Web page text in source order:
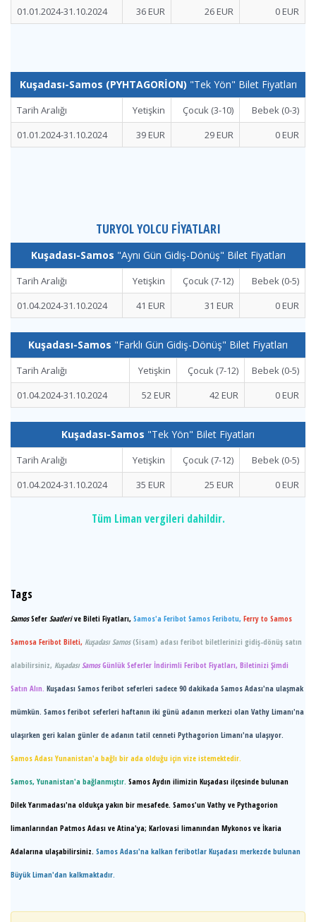
01.01.2024-31.10.2024 36 EUR 26 EUR 0 EUR
Kuşadası-Samos (PYHTAGORİON) "Tek Yön" Bilet Fiyatları
Tarih Aralığı Yetişkin Çocuk (3-10)
Bebek (0-3)
01.01.2024-31.10.2024
39 EUR 29 EUR 0 EUR
TURYOL YOLCU FİYATLARI
Kuşadası-Samos "Aynı Gün Gidiş-Dönüş" Bilet Fiyatları
Tarih Aralığı Yetişkin Çocuk (7-12)
Bebek (0-5)
01.04.2024-31.10.2024
41 EUR 31 EUR 0 EUR
Kuşadası-Samos "Farklı Gün Gidiş-Dönüş" Bilet Fiyatları
Tarih Aralığı Yetişkin Çocuk (7-12)
Bebek (0-5)
01.04.2024-31.10.2024
52 EUR 42 EUR 0 EUR
Kuşadası-Samos "Tek Yön" Bilet Fiyatları
Tarih Aralığı Yetişkin Çocuk (7-12)
Bebek (0-5)
01.04.2024-31.10.2024
35 EUR 25 EUR 0 EUR
Tüm Liman vergileri dahildir.
Tags
SamosSefer Saatlerive Bileti Fiyatları, Samos'a Feribot Samos Feribotu, Ferry to Samos
Samosa Feribot Bileti, Kuşadası Samos(Sisam) adası feribot biletlerinizi gidiş-dönüş satın
alabilirsiniz, KuşadasıSamosGünlük Seferler İndirimli Feribot Fiyatları, Biletinizi Şimdi
Satın Alın. Kuşadası Samos feribot seferleri sadece 90 dakikada Samos Adası'na ulaşmak
mümkün. Samos feribot seferleri haftanın iki günü adanın merkezi olan Vathy Limanı'na
ulaşırken geri kalan günler de adanın tatil cenneti Pythagorion Limanı'na ulaşıyor.
Samos Adası Yunanistan'a bağlı bir ada olduğu için vize istemektedir.
Samos, Yunanistan'a bağlanmıştır. Samos Aydın ilimizin Kuşadası ilçesinde bulunan
Dilek Yarımadası'na oldukça yakın bir mesafede. Samos'un Vathy ve Pythagorion
limanlarından Patmos Adası ve Atina'ya; Karlovasi limanından Mykonos ve İkaria
Adalarına ulaşabilirsiniz. Samos Adası'na kalkan feribotlar Kuşadası merkezde bulunan
Büyük Liman'dan kalkmaktadır.